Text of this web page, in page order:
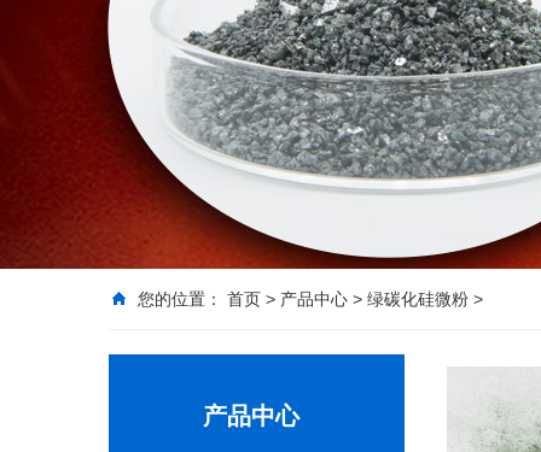
您的位置： 首页 > 产品中心 > 绿碳化硅微粉 >
产品中心